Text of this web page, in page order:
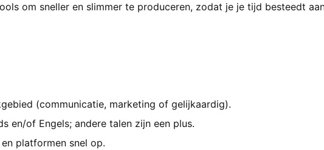
om sneller en slimmer te produceren, zodat je je tijd besteedt
(communicatie, marketing of gelijkaardig).
en/of Engels; andere talen zijn een plus.
platformen snel op.